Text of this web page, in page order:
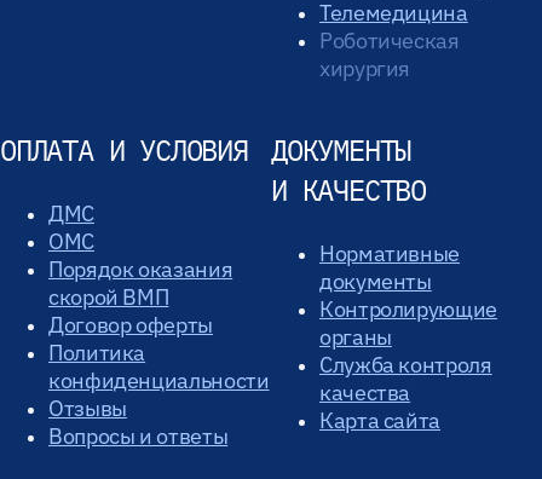
Телемедицина
Роботическая
хирургия
ОПЛАТА И УСЛОВИЯ
ДМС
ОМС
Порядок оказания
скорой ВМП
Договор оферты
Политика
конфиденциальности
Отзывы
Вопросы и ответы
ДОКУМЕНТЫ
И КАЧЕСТВО
Нормативные
документы
Контролирующие
органы
Служба контроля
качества
Карта сайта